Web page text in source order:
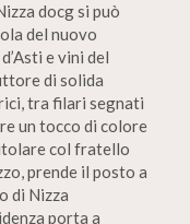
docg si può
del nuovo
e vini del
di solida
tra filari segnati
un tocco di colore
col fratello
prende il posto a
di Nizza
porta a